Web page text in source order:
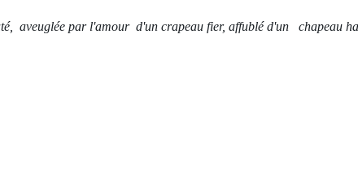
aveuglée par l'amour  d'un crapeau fier, affublé d'un   chapeau